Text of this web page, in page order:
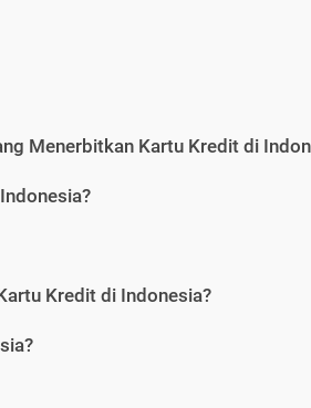
Menerbitkan Kartu Kredit di
Kredit di Indonesia?